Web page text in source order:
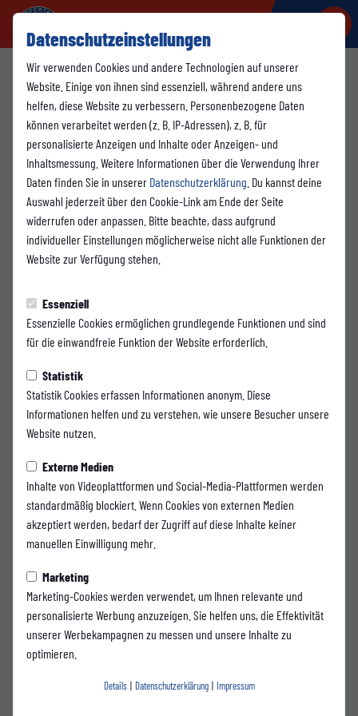
Datenschutzeinstellungen
Wir verwenden Cookies und andere Technologien auf unserer
Website. Einige von ihnen sind essenziell, während andere uns
helfen, diese Website zu verbessern. Personenbezogene Daten
können verarbeitet werden (z. B. IP-Adressen), z. B. für
personalisierte Anzeigen und Inhalte oder Anzeigen- und
Inhaltsmessung. Weitere Informationen über die Verwendung Ihrer
Daten finden Sie in unserer Datenschutzerklärung . Du kannst deine
Auswahl jederzeit über den Cookie-Link am Ende der Seite
widerrufen oder anpassen. Bitte beachte, dass aufgrund
individueller Einstellungen möglicherweise nicht alle Funktionen der
Website zur Verfügung stehen.
Essenziell
Essenzielle Cookies ermöglichen grundlegende Funktionen und sind
für die einwandfreie Funktion der Website erforderlich.
Statistik
Statistik Cookies erfassen Informationen anonym. Diese
Informationen helfen und zu verstehen, wie unsere Besucher unsere
Website nutzen.
Externe Medien
Inhalte von Videoplattformen und Social-Media-Plattformen werden
standardmäßig blockiert. Wenn Cookies von externen Medien
akzeptiert werden, bedarf der Zugriff auf diese Inhalte keiner
manuellen Einwilligung mehr.
Marketing
Marketing-Cookies werden verwendet, um Ihnen relevante und
personalisierte Werbung anzuzeigen. Sie helfen uns, die Effektivität
unserer Werbekampagnen zu messen und unsere Inhalte zu
optimieren.
Details | Datenschutzerklärung | Impressum
Fanprojekt Wuppertal
Die pädagogischen Fachkräfte des Fanprojektes sind
Ansprechpartner für alle fanrelevanten Themen und
Netzwerkpartner rund um das Thema Fußball/Fanszene in Wuppertal.
Mit dem „Fanprojekt Wuppertal“ wollen wir eine positive Fankultur
stärken. Wir verfolgen das Ziel, Gewalt, Feindbildern und
Diskriminierung entgegenzuwirken und diese abzubauen – dafür
machen wir verschiedene präventive Angebote und bieten
Hilfestellungen an.
Streetworker und begleiten die Fußballfans bei jedem Heim- und
Auswärtsspiel und suchen sie an ihren Treffpunkten auf. Bei
Konflikten mit Behörden oder Vereinen steht das Fanprojekt als
Vermittler zur Verfügung und erarbeitet mit allen Beteiligten
adäquate Lösungen.
Die pädagogischen Fachkräfte stehen Jugendlichen und jungen
Einzelfallberatungen zur Verfügung.
Gleichzeitig steht mit den Räumlichkeiten in der Wiesenstraße eine
Anlaufstelle zur Verfügung, die als offener (Jugend-)Treff genutzt
werden kann.
Ergänzt wird das Angebot durch erlebnispädagogische und
bildungspolitische Angebote im In- und Ausland. Diese dienen dem
Aufbau vertrauensvoller Beziehungen zu den jungen Fans und bieten
einen attraktiven Rahmen für politische Bildungsarbeit (z.B.
Gedenkstättenfahrten und internationale Jugendbegegnungen).
Das »Fanprojekt Wuppertal« wird finanziert durch die Stadt